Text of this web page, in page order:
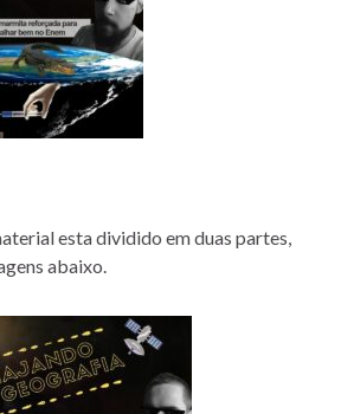
esta dividido em duas partes,
abaixo.